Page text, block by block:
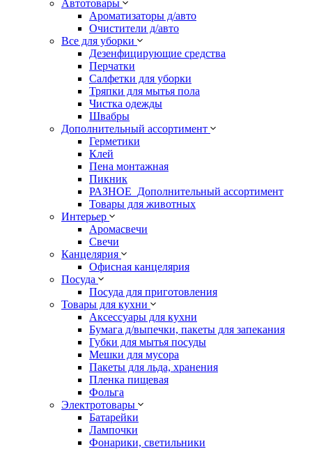
Автотовары
Ароматизаторы д/авто
Очистители д/авто
Все для уборки
Дезенфицирующие средства
Перчатки
Салфетки для уборки
Тряпки для мытья пола
Чистка одежды
Швабры
Дополнительный ассортимент
Герметики
Клей
Пена монтажная
Пикник
РАЗНОЕ_Дополнительный ассортимент
Товары для животных
Интерьер
Аромасвечи
Свечи
Канцелярия
Офисная канцелярия
Посуда
Посуда для приготовления
Товары для кухни
Аксессуары для кухни
Бумага д/выпечки, пакеты для запекания
Губки для мытья посуды
Мешки для мусора
Пакеты для льда, хранения
Пленка пищевая
Фольга
Электротовары
Батарейки
Лампочки
Фонарики, светильники